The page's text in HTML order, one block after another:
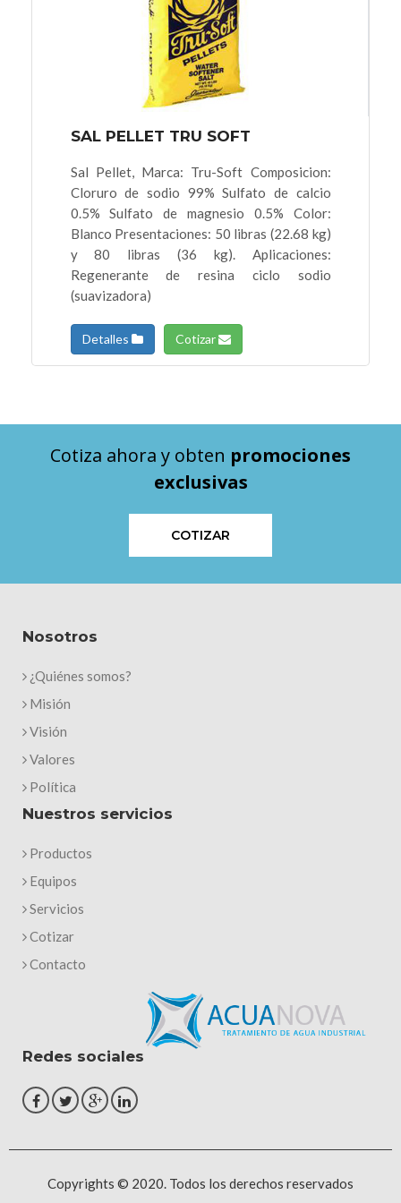
SAL PELLET TRU SOFT
Sal Pellet, Marca: Tru-Soft Composicion:
Cloruro de sodio 99% Sulfato de calcio
0.5% Sulfato de magnesio 0.5% Color:
Blanco Presentaciones: 50 libras (22.68 kg)
y 80 libras (36 kg). Aplicaciones:
Regenerante de resina ciclo sodio
(suavizadora)
Detalles Cotizar
Cotiza ahora y obten promociones
exclusivas
COTIZAR
Nosotros
¿Quiénes somos?
Misión
Visión
Valores
Política
Nuestros servicios
Productos
Equipos
Servicios
Cotizar
Contacto
Redes sociales
Copyrights © 2020. Todos los derechos reservados